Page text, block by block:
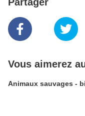
Vous aimerez
Animaux sauvages -